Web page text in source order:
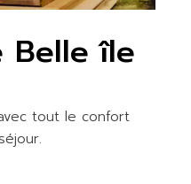
Belle île
tout le confort